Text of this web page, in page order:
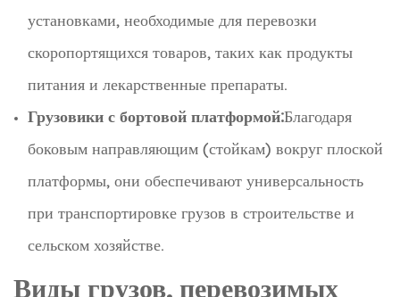
установками, необходимые для перевозки
скоропортящихся товаров, таких как продукты
питания и лекарственные препараты.
Грузовики с бортовой платформой:Благодаря
боковым направляющим (стойкам) вокруг плоской
платформы, они обеспечивают универсальность
при транспортировке грузов в строительстве и
сельском хозяйстве.
Виды грузов, перевозимых